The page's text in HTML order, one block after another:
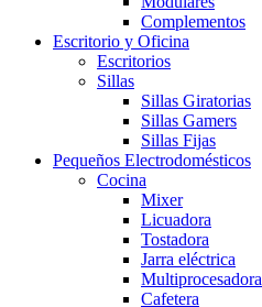
Complementos
Escritorio y Oficina
Escritorios
Sillas
Sillas Giratorias
Sillas Gamers
Sillas Fijas
Pequeños Electrodomésticos
Cocina
Mixer
Licuadora
Tostadora
Jarra eléctrica
Multiprocesadora
Cafetera